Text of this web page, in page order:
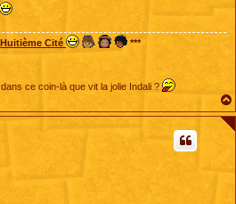
Cité
***
ce coin-là que vit la jolie Indali ?